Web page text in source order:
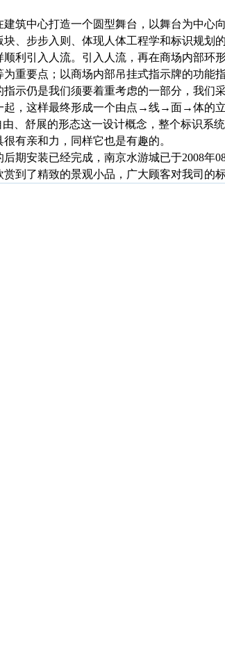
筑中心打造一个圆型舞台，以舞台为中心
、步步入则、体现人体工程学和标识规划
利引入人流。引入人流，再在商场内部环
重要点；以商场内部吊挂式指示牌的功能
示仍是我们须要着重考虑的一部分，我们
，这样最终形成一个由点→线→面→体的立
、舒展的形态这一设计概念，整个标识系
有亲和力，同样它也是有趣的。
安装已经完成，南京水游城已于2008年
到了精致的景观小品，广大顾客对我司的